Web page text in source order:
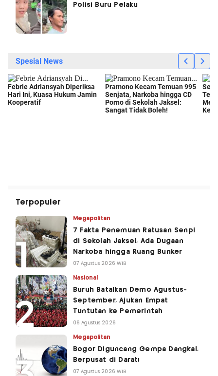
Polisi Buru Pelaku
Terpopuler
Megapolitan
7 Fakta Penemuan Ratusan Senpi
di Sekolah Jaksel, Ada Dugaan
Narkoba hingga Ruang Bunker
07 Agustus 2026 WIB
Nasional
Buruh Batalkan Demo Agustus-
September, Ajukan Empat
Tuntutan ke Pemerintah
06 Agustus 2026
Megapolitan
Bogor Diguncang Gempa Dangkal,
Berpusat di Darat!
07 Agustus 2026 WIB